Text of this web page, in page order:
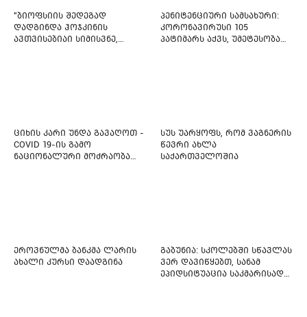
"ბიოფსიის შედეგად
დადგინდა ჰოჯკინის
ავთვისებიაი სიმისვნე,
პენიტენციური სამსახური:
კორონავირუსი 105
პატიმარს აქვს, უმეტესობა
ციხის კარი უნდა გავაღოთ -
COVID 19-ის გამო
ნაციონალური მოძრაობა
სუს უარყოფს, რომ ვაგნერის
წევრი ახლა
საქართველოშია
ეროვნულმა ბანკმა ლარის
ახალი კურსი დაადგინა
გაბუნია: სკოლებში სწავლას
ვერ დავიწყებთ, სანამ
ეპიდსიტუაცია საკმარისად